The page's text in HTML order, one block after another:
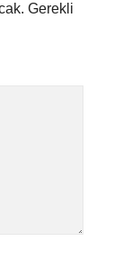
Gerekli